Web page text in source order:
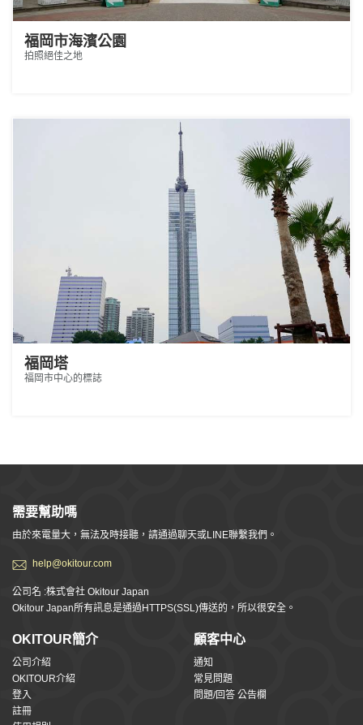
福岡市海濱公園
拍照絕佳之地
福岡塔
福岡市中心的標誌
需要幫助嗎
由於來電量大，無法及時接聽，請通過聊天或LINE聯繫我們。
help@okitour.com
公司名 :株式會社 Okitour Japan
Okitour Japan所有訊息是通過HTTPS(SSL)傳送的，所以很安全。
OKITOUR簡介
公司介紹
OKITOUR介紹
登入
註冊
顧客中心
通知
常見問題
問題/回答 公告欄